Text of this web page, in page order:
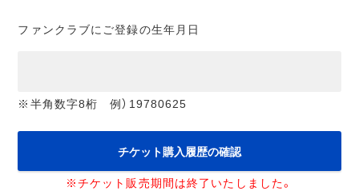
ファンクラブにご登録の生年月日
※半角数字8桁 例）19780625
チケット購入履歴の確認
※チケット販売期間は終了いたしました。